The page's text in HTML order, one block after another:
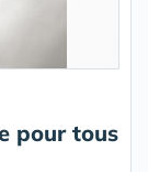
pour tous